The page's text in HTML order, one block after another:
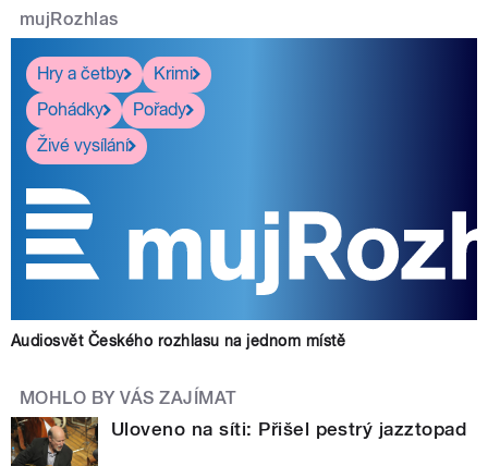
mujRozhlas
Hry a četby
Krimi
Pohádky
Pořady
Živé vysílání
Audiosvět Českého rozhlasu na jednom místě
MOHLO BY VÁS ZAJÍMAT
Uloveno na síti: Přišel pestrý jazztopad